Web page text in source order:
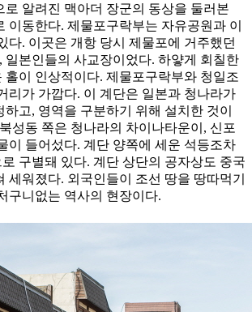
로 알려진 맥아더 장군의 동상을 둘러본
이동한다. 제물포구락부는 자유공원과 이
다. 이곳은 개항 당시 제물포에 거주했던
일본인들의 사교장이었다. 하얗게 회칠한
홀이 인상적이다. 제물포구락부와 청일조
리가 가깝다. 이 계단은 일본과 청나라가
고, 영역을 구분하기 위해 설치한 것이
성동 쪽은 청나라의 차이나타운이, 신포
이 들어섰다. 계단 양쪽에 세운 석등조차
구별돼 있다. 계단 상단의 공자상도 중국
세워졌다. 외국인들이 조선 땅을 땅따먹기
구니없는 역사의 현장이다.